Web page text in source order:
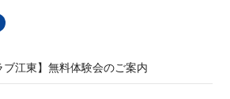
ブ江東】無料体験会のご案内